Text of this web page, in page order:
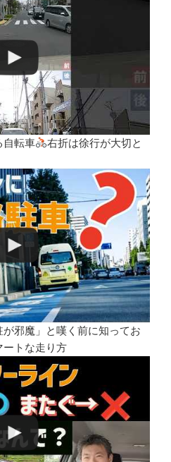
自転車
右折は徐行が大切と
が邪魔」と嘆く前に知ってお
ートな走り方